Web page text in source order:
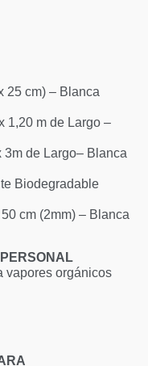
25 cm) – Blanca
1,20 m de Largo –
3m de Largo– Blanca
Biodegradable
cm (2mm) – Blanca
vapores orgánicos